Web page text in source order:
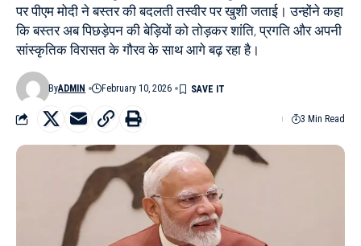
पर पीएम मोदी ने बस्तर की बदलती तस्वीर पर खुशी जताई। उन्होंने कहा
कि बस्तर अब पिछड़ेपन की बेड़ियों को तोड़कर शांति, प्रगति और अपनी
सांस्कृतिक विरासत के गौरव के साथ आगे बढ़ रहा है।
ByADMIN February 10, 2026
3 Min Read